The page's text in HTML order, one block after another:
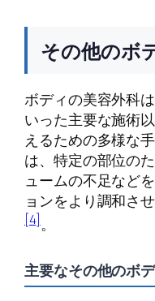
その他のボ
ボディの美容外科
いった主要な施術
えるための多様な
は、特定の部位の
ュームの不足など
ョンをより調和さ
[4]。
主要なその他のボ